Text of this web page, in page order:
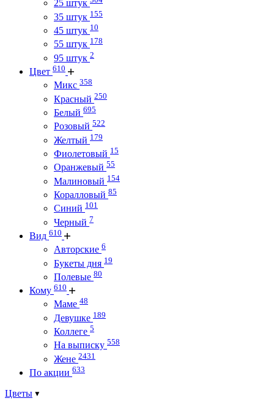
25 штук
35 штук 155
45 штук 10
55 штук 178
95 штук 2
Цвет 610
Микс 358
Красный 250
Белый 695
Розовый 522
Желтый 179
Фиолетовый 15
Оранжевый 55
Малиновый 154
Коралловый 85
Синий 101
Черный 7
Вид 610
Авторские 6
Букеты дня 19
Полевые 80
Кому 610
Маме 48
Девушке 189
Коллеге 5
На выписку 558
Жене 2431
По акции 633
Цветы